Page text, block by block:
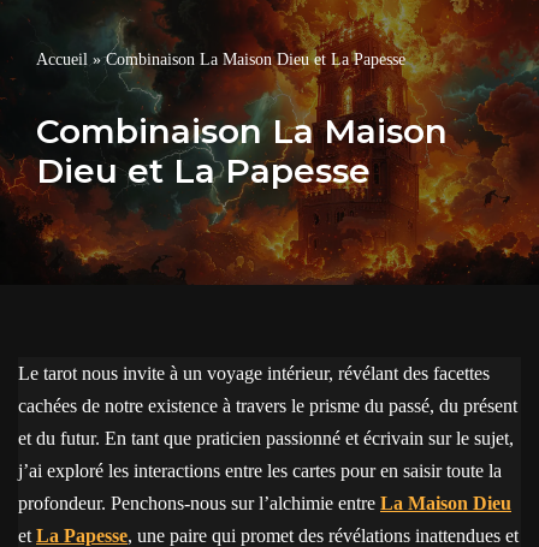
Accueil »Combinaison La Maison Dieu et La Papesse
Combinaison La Maison
Dieu et La Papesse
Le tarot nous invite à un voyage intérieur, révélant des facettes
cachées de notre existence à travers le prisme du passé, du présent
et du futur. En tant que praticien passionné et écrivain sur le sujet,
j’ai exploré les interactions entre les cartes pour en saisir toute la
profondeur. Penchons-nous sur l’alchimie entre La Maison Dieu
et La Papesse, une paire qui promet des révélations inattendues et